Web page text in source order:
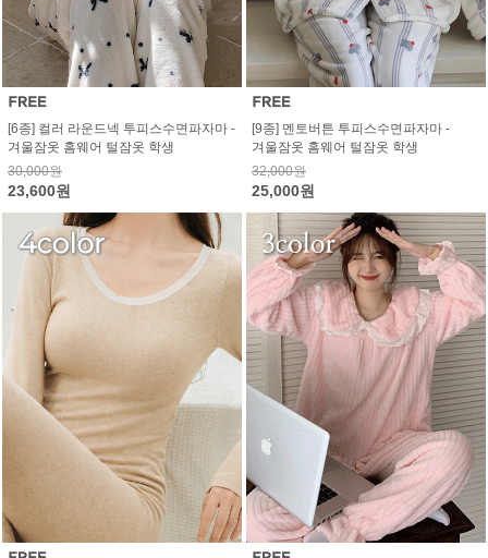
[6종] 컬러 라운드넥 투피스수면파자마 -
겨울잠옷 홈웨어 털잠옷 학생
30,000원
23,600원
[9종] 멘토버튼 투피스수면파자마 -
겨울잠옷 홈웨어 털잠옷 학생
32,000원
25,000원